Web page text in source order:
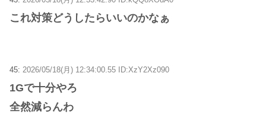
これ対策どうしたらいいのかなぁ
45: 2026/05/18(月) 12:34:00.55 ID:XzY2Xz090
1Gで十分やろ
全然減らんわ